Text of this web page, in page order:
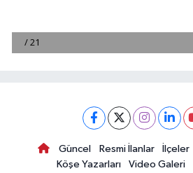
Güncel Resmi İlanlar İlçeler
Köşe Yazarları
Video Galeri